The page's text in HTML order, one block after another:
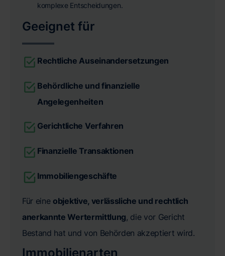
komplexe Entscheidungen.
Geeignet für
Rechtliche Auseinandersetzungen
Behördliche und finanzielle
Angelegenheiten
Gerichtliche Verfahren
Finanzielle Transaktionen
Immobiliengeschäfte
Für eine objektive, verlässliche und rechtlich
anerkannte Wertermittlung, die vor Gericht
Bestand hat und von Behörden akzeptiert wird.
Immobilienarten